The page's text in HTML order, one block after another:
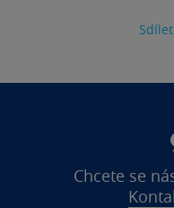
Sdílet
Chcete se